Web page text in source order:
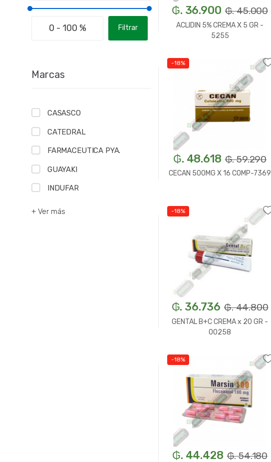
₲. 36.900 ₲. 45.000
ACLIDIN 5% CREMA X 5 GR -
5255
- +
-18%
₲. 48.618 ₲. 59.290
CECAN 500MG X 16 COMP-7369
- +
-18%
₲. 36.736 ₲. 44.800
GENTAL B+C CREMA x 20 GR -
00258
- +
-18%
₲. 44.428 ₲. 54.180
Filtrar
Marcas
CASASCO
CATEDRAL
FARMACEUTICA PYA.
GUAYAKI
INDUFAR
+ Ver más